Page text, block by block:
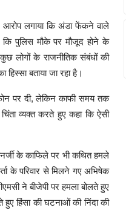
आरोप लगाया कि अंडा फेंकने वाले
कि पुलिस मौके पर मौजूद होने के
लोगों के राजनीतिक संबंधों की
बताया जा रहा है।
पर दी, लेकिन काफी समय तक
व्यक्त करते हुए कहा कि ऐसी
के काफिले पर भी कथित हमले
के परिवार से मिलने गए अभिषेक
ने बीजेपी पर हमला बोलते हुए
हुए हिंसा की घटनाओं की निंदा की